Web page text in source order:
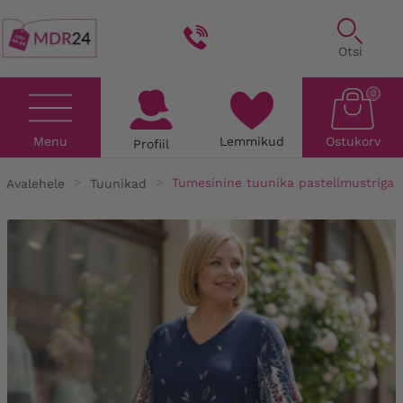
Otsi
Menu Profiil Lemmikud Ostukorv
0
Avalehele Tuunikad Tumesinine tuunika pastellmustriga